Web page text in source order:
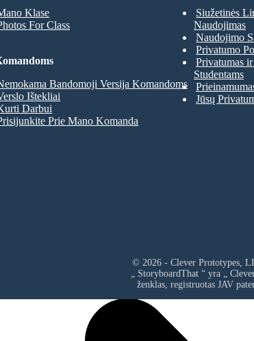
Klase
For Class
Bandomoji Versija Komandoms
Ištekliai
Darbui
Prie Mano Komanda
Siužetinės
Naudojimas
Naudojimo
Privatumo
Privatumas
Studentams
Jūsų
© 2026 - Clever Prototypes,
„ StoryboardThat “ yra „
ženklas, registruotas JAV